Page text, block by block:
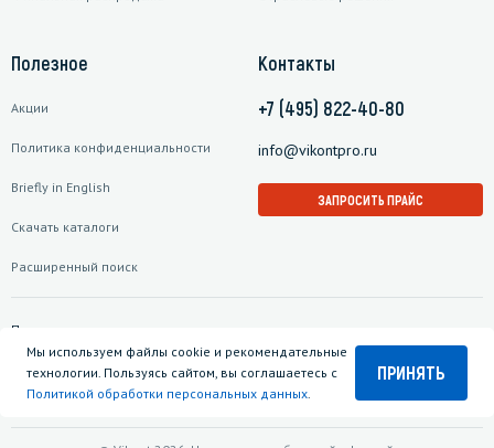
Полезное
Акции
Политика конфиденциальности
Briefly in English
Скачать каталоги
Расширенный поиск
Контакты
+7 (495) 822-40-80
info@vikontpro.ru
ЗАПРОСИТЬ ПРАЙС
Подписаться на рассылку
Мы используем файлы cookie и рекомендательные
технологии. Пользуясь сайтом, вы соглашаетесь с
Политикой обработки персональных данных.
ПРИНЯТЬ